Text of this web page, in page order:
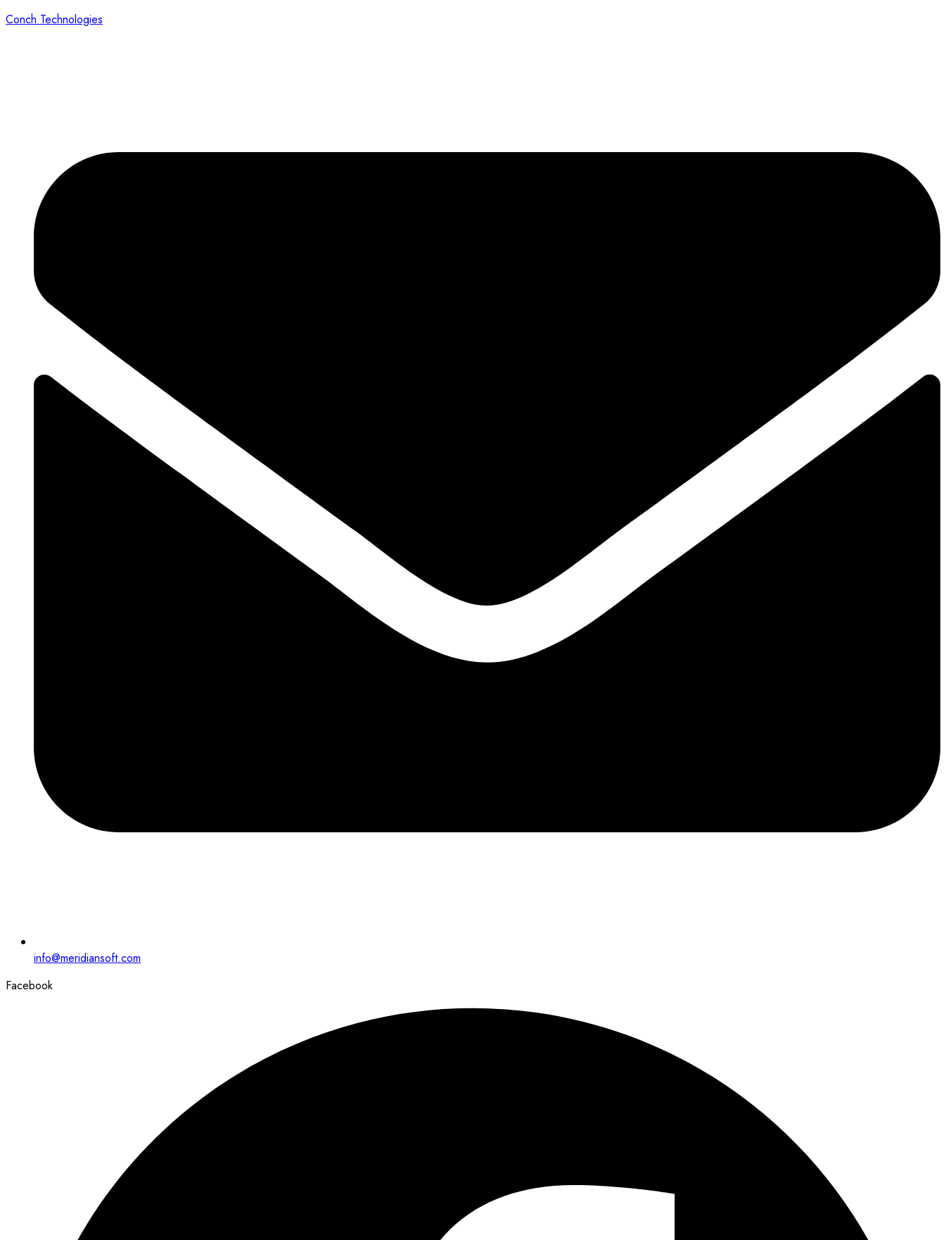
Conch Technologies
info@meridiansoft.com
Facebook